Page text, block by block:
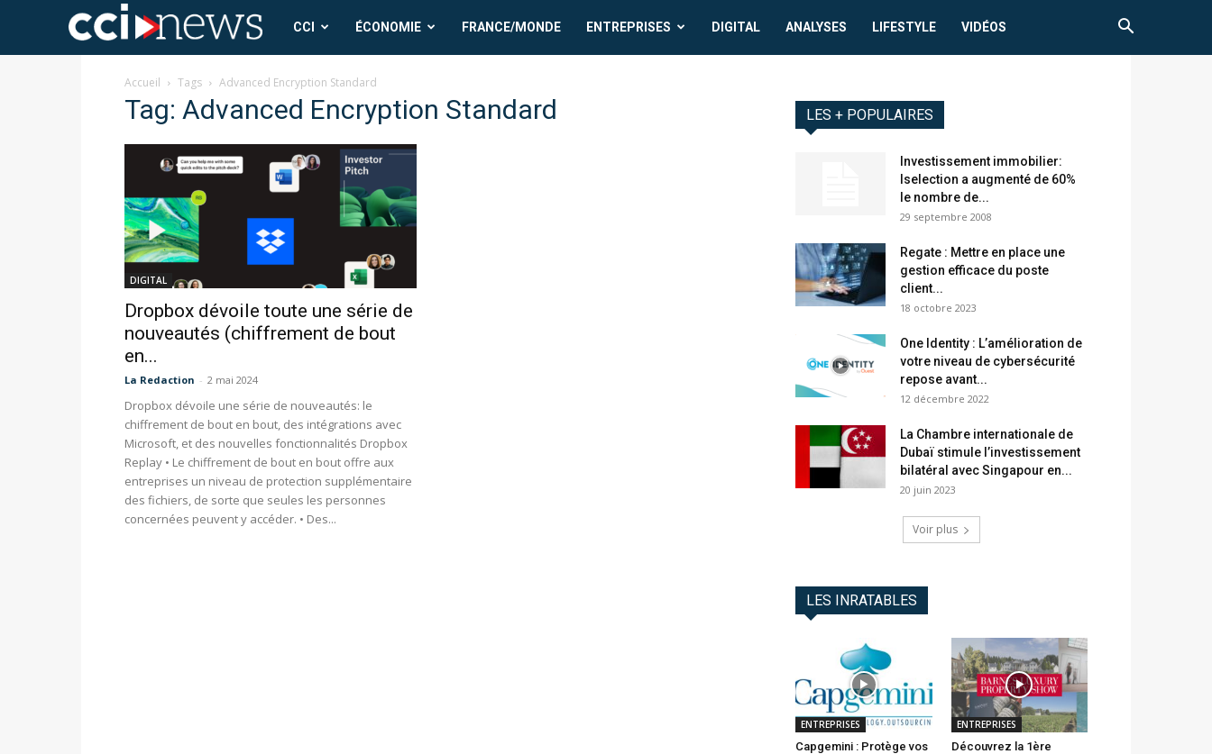
CCI
News
CCI ÉCONOMIE FRANCE/MONDE ENTREPRISES DIGITAL ANALYSES LIFESTYLE VIDÉOS
Accueil Tags Advanced Encryption Standard
Tag: Advanced Encryption Standard
DIGITAL
Dropbox dévoile toute une série de
nouveautés (chiffrement de bout
en...
La Redaction - 2 mai 2024
Dropbox dévoile une série de nouveautés: le
chiffrement de bout en bout, des intégrations avec
Microsoft, et des nouvelles fonctionnalités Dropbox
Replay • Le chiffrement de bout en bout offre aux
entreprises un niveau de protection supplémentaire
des fichiers, de sorte que seules les personnes
concernées peuvent y accéder. • Des...
LES + POPULAIRES
Investissement immobilier:
Iselection a augmenté de 60%
le nombre de...
29 septembre 2008
Regate : Mettre en place une
gestion efficace du poste
client...
18 octobre 2023
One Identity : L’amélioration de
votre niveau de cybersécurité
repose avant...
12 décembre 2022
La Chambre internationale de
Dubaï stimule l’investissement
bilatéral avec Singapour en...
20 juin 2023
Voir plus
LES INRATABLES
ENTREPRISES
Capgemini : Protège vos
ENTREPRISES
Découvrez la 1ère